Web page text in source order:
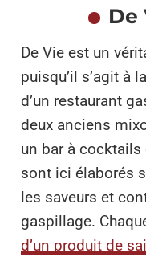
De
De Vie est un
puisqu’il s’agit à
d’un restaurant
deux anciens
un bar à
sont ici élaborés
les saveurs et
gaspillage.
d’un produit de